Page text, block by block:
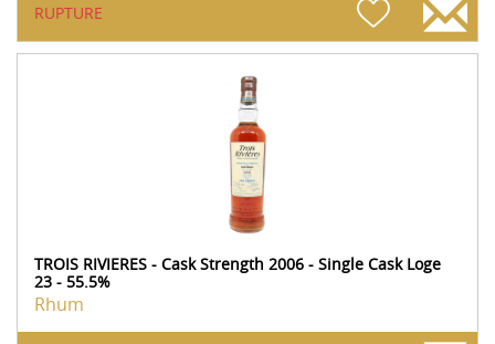
RUPTURE
TROIS RIVIERES - Cask Strength 2006 - Single Cask Loge
23 - 55.5%
Rhum